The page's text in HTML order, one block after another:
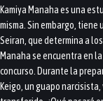
Kamiya Manaha es una
misma. Sin embargo, tiene
Seiran, que determina a
Manaha se encuentra en
concurso. Durante la
Keigo, un guapo